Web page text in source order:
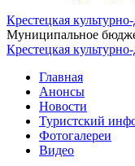
Крестецкая
Муниципальное
Крестецкая
Главная
Анонсы
Новости
Туристский
Фотогалереи
Видео